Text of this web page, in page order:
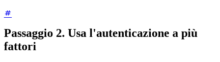
Passaggio 2. Usa l'autenticazione a più
fattori